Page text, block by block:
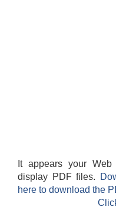
It appears your
display PDF files.
here to download the